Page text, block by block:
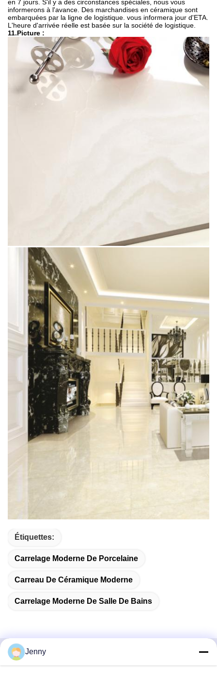
en 7 jours. S'il y a des circonstances spéciales, nous vous
informerons à l'avance. Des marchandises en céramique sont
embarquées par la ligne de logistique. vous informera jour d'ETA.
L'heure d'arrivée réelle est basée sur la société de logistique.
11.Picture :
Étiquettes:
Carrelage Moderne De Porcelaine
Carreau De Céramique Moderne
Carrelage Moderne De Salle De Bains
Contactez rapidement
Jenny